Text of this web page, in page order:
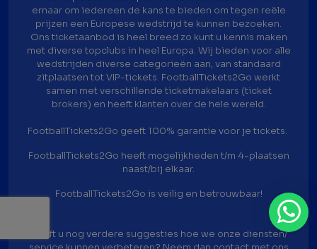
ernaar om iedereen de kans te bieden om tegen reële
prijzen een Europese wedstrijd te kunnen bezoeken.
Ons ticketaanbod is heel breed zo kunt u kennis maken
met diverse topclubs in heel Europa. Wij bieden voor alle
wedstrijden diverse categorieën aan, van standaard
zitplaatsen tot VIP-tickets. FootballTickets2Go werkt
samen met verschillende ticketmakelaars (ticket
brokers) en heeft klanten over de hele wereld.
FootballTickets2Go geeft 100% garantie voor je tickets.
FootballTickets2Go heeft mogelijkheden t/m 4-plaatsen
naast/bij elkaar.
FootballTickets2Go is veilig en betrouwbaar!
Heeft u nog verdere suggesties hoe we onze diensten/